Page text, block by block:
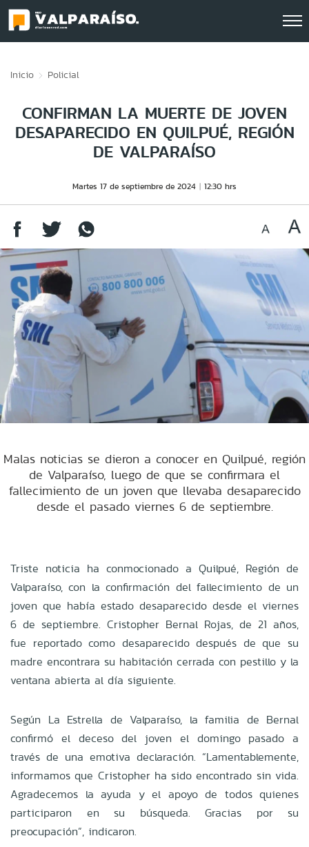
Inicio Policial
CONFIRMAN LA MUERTE DE JOVEN
DESAPARECIDO EN QUILPUÉ, REGIÓN
DE VALPARAÍSO
Martes 17 de septiembre de 2024 12:30 hrs
Malas noticias se dieron a conocer en Quilpué, región
de Valparaíso, luego de que se confirmara el
fallecimiento de un joven que llevaba desaparecido
desde el pasado viernes 6 de septiembre.
Triste noticia ha conmocionado a Quilpué, Región de
Valparaíso, con la confirmación del fallecimiento de un
joven que había estado desaparecido desde el viernes
6 de septiembre. Cristopher Bernal Rojas, de 21 años,
fue reportado como desaparecido después de que su
madre encontrara su habitación cerrada con pestillo y la
ventana abierta al día siguiente.
Según La Estrella de Valparaíso, la familia de Bernal
confirmó el deceso del joven el domingo pasado a
través de una emotiva declaración. “Lamentablemente,
informamos que Cristopher ha sido encontrado sin vida.
Agradecemos la ayuda y el apoyo de todos quienes
participaron en su búsqueda. Gracias por su
preocupación”, indicaron.